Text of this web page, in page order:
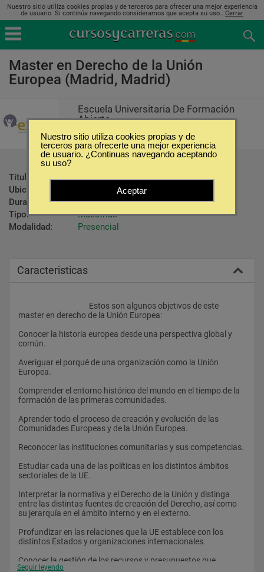
Nuestro sitio utiliza cookies propias y de terceros para ofrecer una mejor experiencia
de usuario. Si continúa navegando consideramos que acepta su uso.. Cerrar
Master en Derecho de la Unión
Europea (Madrid, Madrid)
Escuela Universitaria De Formación
Abierta
Título ofrecido:
Master en Derecho de la Unión Europea
Ubicación:
Madrid - Madrid
Duración:
900 Horas
Tipo:
Maestrías
Modalidad:
Presencial
Caracteristicas
master en derecho de la Unión Europea:
Conocer la historia europea desde una perspectiva global y
común.
Averiguar el porqué de una organización como la Unión
Europea.
Comprender el entorno histórico del mundo en el tiempo de la
formación de las primeras comunidades.
Aprender todo el proceso de creación y evolución de las
Comunidades Europeas y de la Unión Europea.
Reconocer las instituciones comunitarias y sus competencias.
Estudiar cada una de las políticas en los distintos ámbitos
sectoriales de la UE.
Interpretar la normativa y el Derecho de la Unión y distinga
entre las distintas fuentes de creación del Derecho, así como
su jerarquía en el ámbito interno y en el externo.
Profundizar en las relaciones que la UE establece con los
distintos Estados y organizaciones internacionales.
Conocer la gestión de los recursos y presupuestos que
manejan las instituciones, así como la distribución de los
Seguir leyendo
Nuestro sitio utiliza cookies propias y de
terceros para ofrecerte una mejor experiencia
de usuario. ¿Continuas navegando aceptando
su uso?
Aceptar